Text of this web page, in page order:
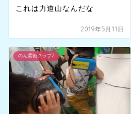
これは力道山なんだな
2019年5月11日
のん柔術クラブZ